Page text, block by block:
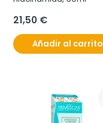
21,50 €
Añadir al carrito